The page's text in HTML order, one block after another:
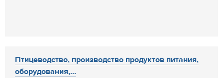
Птицеводство, производство продуктов питания,
оборудования,...